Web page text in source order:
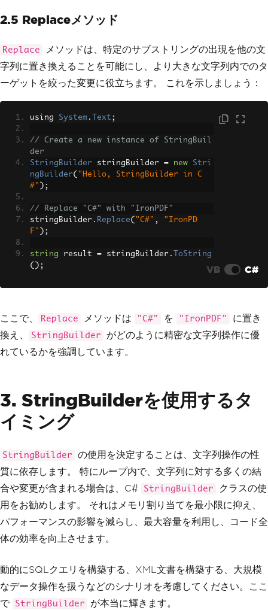
2.5 Replaceメソッド
Replace
メソッドは、特定のサブストリングの出現を他の文
字列に置き換えることを可能にし、より大きな文字列内でのタ
ーゲットを絞った変更に役立ちます。 これを示しましょう：
using System . Text ;
// Create a new instance of StringBuil
der
StringBuilder stringBuilder = new
Stri
ngBuilder( "Hello, StringBuilder in C
#" );
// Replace "C#" with "IronPDF"
stringBuilder . Replace( "C#" ,
"IronPD
F" );
string result = stringBuilder .
ToString
();
VB C#
ここで、 Replace メソッドは "C#" を "IronPDF"
に置き
換え、
StringBuilder
がどのように精密な文字列操作に優
れているかを強調しています。
3. StringBuilderを使用するタ
イミング
StringBuilder
の使用を決定することは、文字列操作の性
質に依存します。 特にループ内で、文字列に対する多くの結
合や変更が含まれる場合は、C#
StringBuilder
クラスの使
用をお勧めします。 それはメモリ割り当てを最小限に抑え、
パフォーマンスの影響を減らし、最大容量を利用し、コード全
体の効率を向上させます。
動的にSQLクエリを構築する、XML文書を構築する、大規模
なデータ操作を扱うなどのシナリオを考慮してください。ここ
で StringBuilder が本当に輝きます。